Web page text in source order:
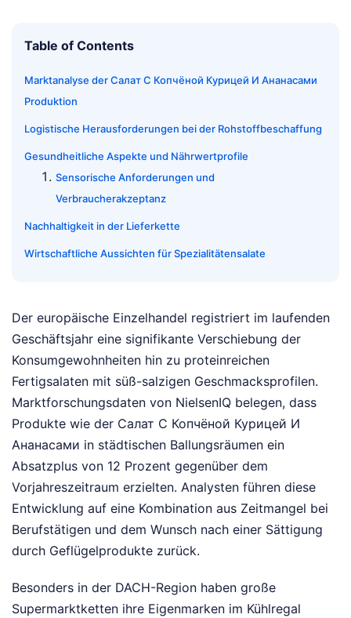
Table of Contents
Marktanalyse der Салат С Копчёной Курицей И Ананасами
Produktion
Logistische Herausforderungen bei der Rohstoffbeschaffung
Gesundheitliche Aspekte und Nährwertprofile
Sensorische Anforderungen und
Verbraucherakzeptanz
Nachhaltigkeit in der Lieferkette
Wirtschaftliche Aussichten für Spezialitätensalate
Der europäische Einzelhandel registriert im laufenden
Geschäftsjahr eine signifikante Verschiebung der
Konsumgewohnheiten hin zu proteinreichen
Fertigsalaten mit süß-salzigen Geschmacksprofilen.
Marktforschungsdaten von NielsenIQ belegen, dass
Produkte wie der Салат С Копчёной Курицей И
Ананасами in städtischen Ballungsräumen ein
Absatzplus von 12 Prozent gegenüber dem
Vorjahreszeitraum erzielten. Analysten führen diese
Entwicklung auf eine Kombination aus Zeitmangel bei
Berufstätigen und dem Wunsch nach einer Sättigung
durch Geflügelprodukte zurück.
Besonders in der DACH-Region haben große
Supermarktketten ihre Eigenmarken im Kühlregal